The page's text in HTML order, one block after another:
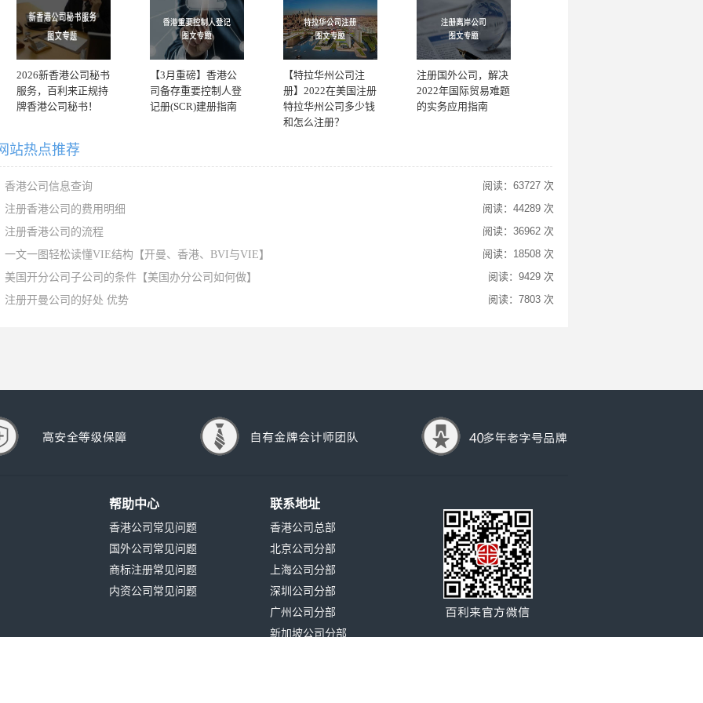
2026新香港公司秘书
服务，百利来正规持
牌香港公司秘书！
【3月重磅】香港公
司备存重要控制人登
记册(SCR)建册指南
【特拉华州公司注
册】2022在美国注册
特拉华州公司多少钱
和怎么注册？
注册国外公司，解决
2022年国际贸易难题
的实务应用指南
站热点推荐
香港公司信息查询
阅读：63727 次
注册香港公司的费用明细
阅读：44289 次
注册香港公司的流程
阅读：36962 次
一文一图轻松读懂VIE结构【开曼、香港、BVI与VIE】
阅读：18508 次
美国开分公司子公司的条件【美国办分公司如何做】
阅读：9429 次
注册开曼公司的好处 优势
阅读：7803 次
帮助中心
香港公司常见问题
国外公司常见问题
商标注册常见问题
内资公司常见问题
联系地址
香港公司总部
北京公司分部
上海公司分部
深圳公司分部
广州公司分部
新加坡公司分部